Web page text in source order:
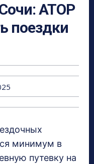
АТОР
поездки
минимум в
путевку на